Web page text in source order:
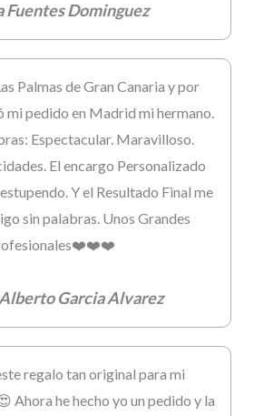
Fuentes Dominguez
Palmas de Gran Canaria y por
mi pedido en Madrid mi hermano.
Espectacular. Maravilloso.
El encargo Personalizado
Y el Resultado Final me
sin palabras. Unos Grandes
Garcia Alvarez
regalo tan original para mi
Ahora he hecho yo un pedido y la